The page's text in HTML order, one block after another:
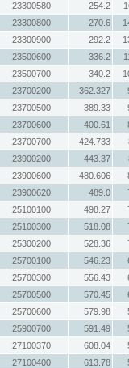
23300580 254.2
23300800 270.6
23300900 292.2
23500600 336.2
23500700 340.2
23700200 362.327
23700500 389.33
23700600 400.61
23700700 424.733
23900200 443.37
23900600 480.606
23900620 489.0
25100100 498.27
25100300 518.08
25300200 528.36
25700100 546.23
25700300 556.43
25700500 570.45
25700600 579.98
25900700 591.49
27100370 608.04
27100400 613.78